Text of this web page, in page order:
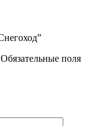
Обязательные поля